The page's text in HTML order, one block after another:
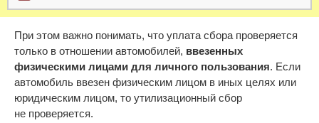
При этом важно понимать, что уплата сбора проверяется
только в отношении автомобилей, ввезенных
физическими лицами для личного пользования. Если
автомобиль ввезен физическим лицом в иных целях или
юридическим лицом, то утилизационный сбор
не проверяется.